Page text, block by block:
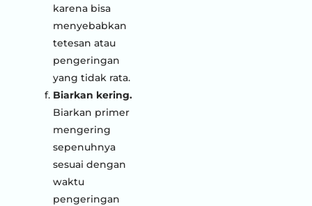
karena bisa
menyebabkan
tetesan atau
pengeringan
yang tidak rata.
Biarkan kering.
Biarkan primer
mengering
sepenuhnya
sesuai dengan
waktu
pengeringan